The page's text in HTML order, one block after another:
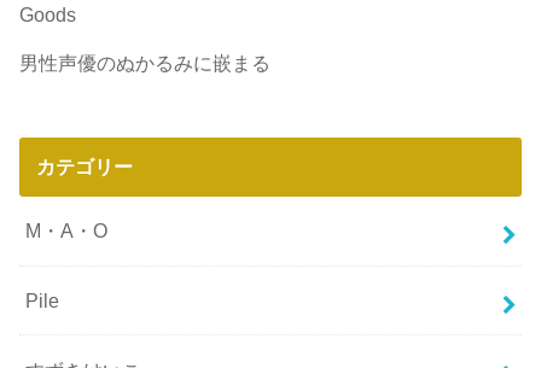
Goods
男性声優のぬかるみに嵌まる
カテゴリー
M・A・O
Pile